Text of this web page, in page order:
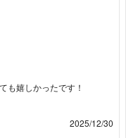
も嬉しかったです！
2025/12/30